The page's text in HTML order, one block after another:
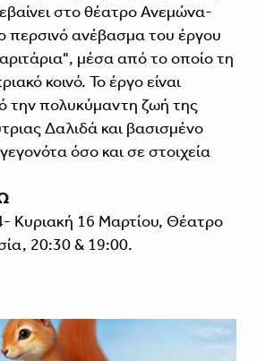
στο θέατρο Ανεμώνα-
περσινό ανέβασμα του έργου
μέσα από το οποίο τη
κοινό. Το έργο είναι
την πολυκύμαντη ζωή της
Δαλιδά και βασισμένο
όσο και σε στοιχεία
Κυριακή 16 Μαρτίου, Θέατρο
20:30 & 19:00.